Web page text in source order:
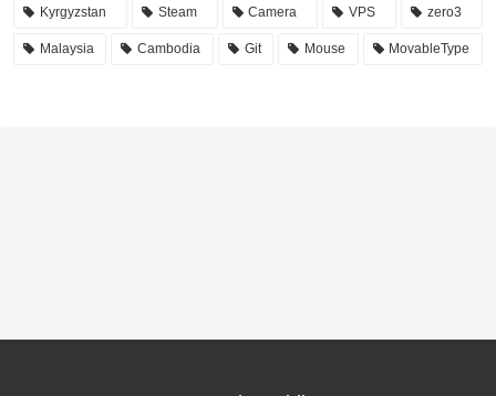
Kyrgyzstan Steam Camera VPS zero3
Malaysia Cambodia Git Mouse MovableType